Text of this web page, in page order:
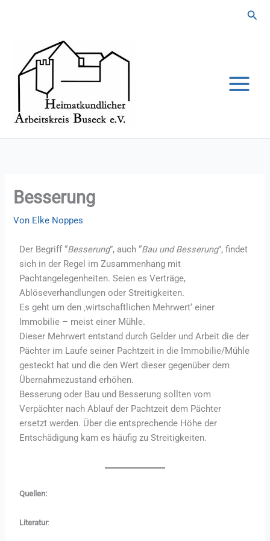
Besserung
Von Elke Noppes
Der Begriff “Besserung”, auch “Bau und Besserung”, findet
sich in der Regel im Zusammenhang mit
Pachtangelegenheiten. Seien es Verträge,
Ablöseverhandlungen oder Streitigkeiten.
Es geht um den ‚wirtschaftlichen Mehrwert‘ einer
Immobilie – meist einer Mühle.
Dieser Mehrwert entstand durch Gelder und Arbeit die der
Pächter im Laufe seiner Pachtzeit in die Immobilie/Mühle
gesteckt hat und die den Wert dieser gegenüber dem
Übernahmezustand erhöhen.
Besserung oder Bau und Besserung sollten vom
Verpächter nach Ablauf der Pachtzeit dem Pächter
ersetzt werden. Über die entsprechende Höhe der
Entschädigung kam es häufig zu Streitigkeiten.
Quellen:
Literatur: